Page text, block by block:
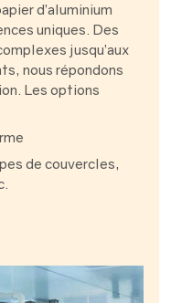
d’aluminium
uniques. Des
jusqu’aux
nous répondons
Les options
de couvercles,